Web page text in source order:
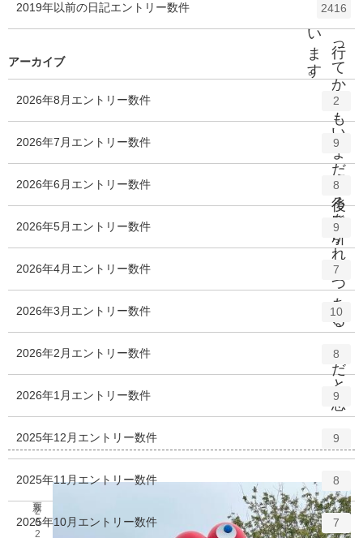
行っ
て
か
ら
も
い
ま
だ
に後
ろ髪
を引
か
れ
つ
つ
あ
る
、
の
だ
と思
いま
す
。
2019年以前の日記エントリー数 2416
件
アーカイブ
2026年8月 エントリー数 2
件
2026年7月 エントリー数 9
件
2026年6月 エントリー数 8
件
2026年5月 エントリー数 9
件
2026年4月 エントリー数 7
件
2026年3月 エントリー数 10
件
2026年2月 エントリー数 8
件
2026年1月 エントリー数 9
件
2025年12月 エントリー数 9
件
2025年11月エントリー数 8
件
2025年10月 エントリー数 7
件